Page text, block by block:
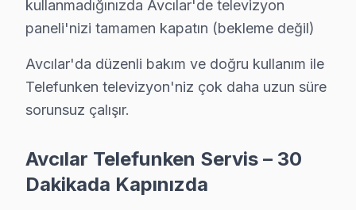
Servis sürecinin başından sonuna kadar şeffaf fiyat
Şeffaf Fiyat Teklifi: Hangi bileşenlerin değişeceğini,
Garantili Servis Avantajı: 6 ay-2 yıl garanti ile aynı
Telefunken Servisi Garanti ve Sonrası Destek
Avcılar Telefunken TV Servis Garanti Belgesi - 1 Yıl Parça
kullanmadığınızda Avcılar'de televizyon
paneli'nizi tamamen kapatın (bekleme değil)
Avcılar'da düzenli bakım ve doğru kullanım ile
Telefunken televizyon'niz çok daha uzun süre
sorunsuz çalışır.
Avcılar Telefunken Servis – 30
Dakikada Kapınızda